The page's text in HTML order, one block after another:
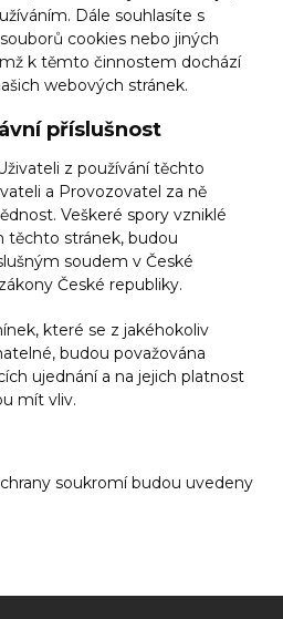
Dále souhlasíte s
cookies nebo jiných
k těmto činnostem dochází
webových stránek.
příslušnost
z používání těchto
a Provozovatel za ně
Veškeré spory vzniklé
těchto stránek, budou
soudem v České
České republiky.
které se z jakéhokoliv
budou považována
ujednání a na jejich platnost
mít vliv.
soukromí budou uvedeny